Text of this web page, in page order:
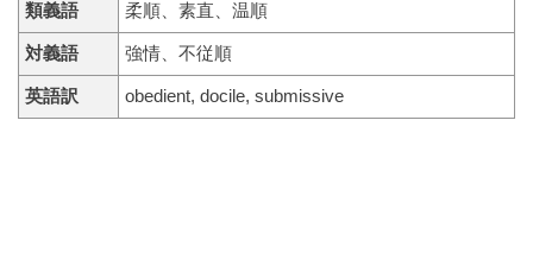
類義語 柔順、素直、温順
対義語 強情、不従順
英語訳 obedient, docile, submissive